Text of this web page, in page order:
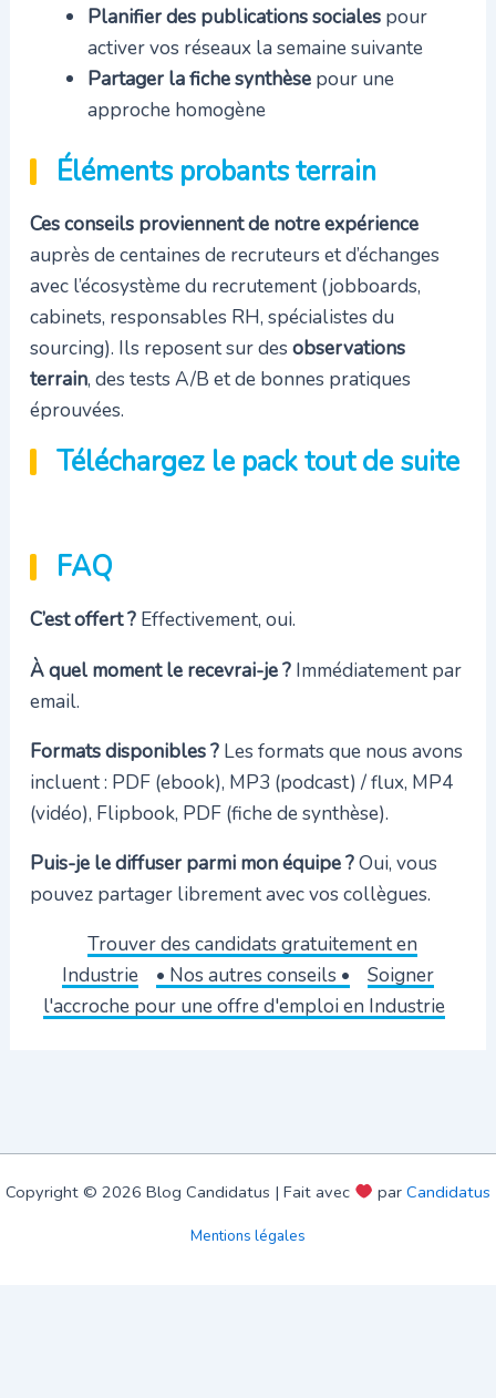
Planifier des publications socialespour
activer vos réseaux la semaine suivante
Partager la fiche synthèsepour une
approche homogène
Éléments probants terrain
Ces conseils proviennent de notre expérience
auprès de centaines de recruteurs et d’échanges
avec l’écosystème du recrutement (jobboards,
cabinets, responsables RH, spécialistes du
sourcing). Ils reposent sur des observations
terrain, des tests A/B et de bonnes pratiques
éprouvées.
Téléchargez le pack tout de suite
FAQ
C’est offert ?Effectivement, oui.
À quel moment le recevrai-je ?Immédiatement par
email.
Formats disponibles ?Les formats que nous avons
incluent : PDF (ebook), MP3 (podcast) / flux, MP4
(vidéo), Flipbook, PDF (fiche de synthèse).
Puis-je le diffuser parmi mon équipe ?Oui, vous
pouvez partager librement avec vos collègues.
Trouver des candidats gratuitement en
Industrie
• Nos autres conseils •
Soigner
l'accroche pour une offre d'emploi en Industrie
Copyright © 2026 Blog Candidatus | Fait avec par Candidatus
Mentions légales